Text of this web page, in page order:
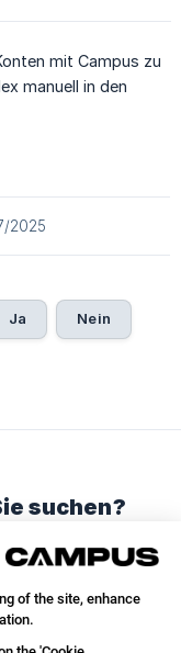
mit Campus zu
manuell in den
2025
Ja Nein
suchen?
Sie eine E-Mail
E-Mail senden